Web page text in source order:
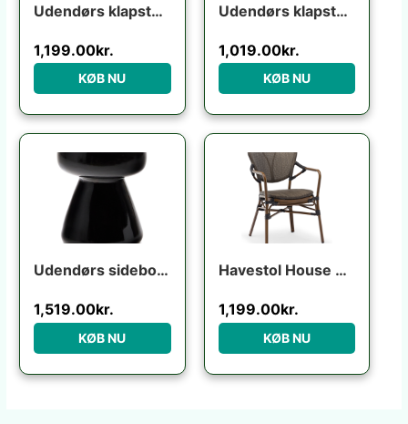
Udendørs klapstol Kave Home Dandara i akacietræ foldbar UV-resistent flerfarvet rustik
1,199.00kr.
KØB NU
Udendørs klapstol Kave Home Torreta foldbar aluminium ecru UV-bestandig moderne industriel
1,019.00kr.
KØB NU
Udendørs sidebord Kave Home Manya sort fibercement 38x38x46 cm industrielt design
1,519.00kr.
KØB NU
Havestol House of Sander Colmar udendørs spisebordsstol i aluminium lysebrun med sorte detaljer H84ÃB56ÃL64 cm
1,199.00kr.
KØB NU